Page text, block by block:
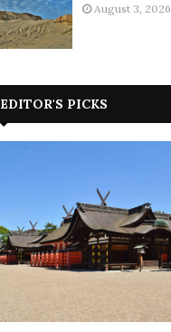
August 3, 2026
EDITOR'S PICKS